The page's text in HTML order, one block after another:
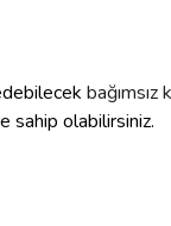
sahip olabilirsiniz.